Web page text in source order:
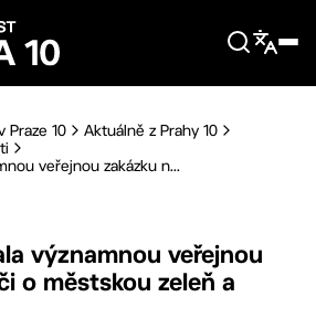
Praze 10
Aktuálně z Prahy 10
veřejnou zakázku n...
významnou veřejnou
o městskou zeleň a